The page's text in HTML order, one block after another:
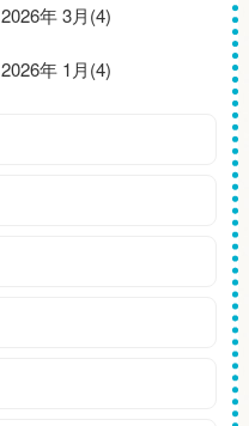
2026年 3月(4)
2026年 1月(4)